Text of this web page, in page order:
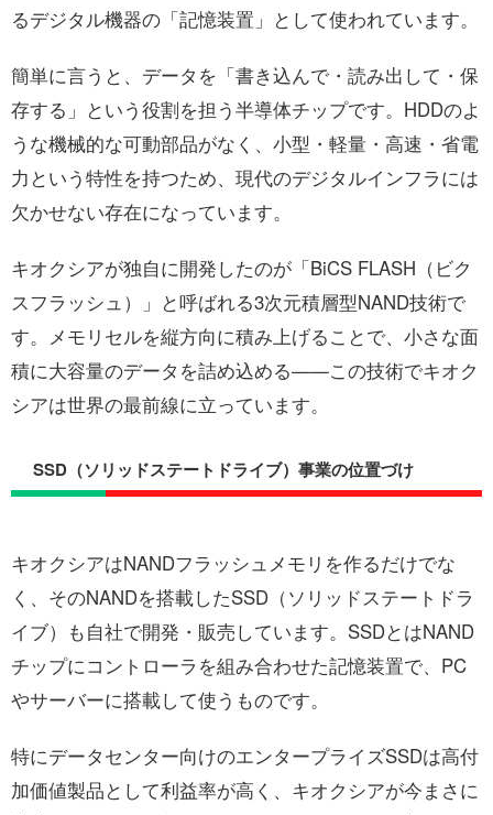
るデジタル機器の「記憶装置」として使われています。
簡単に言うと、データを「書き込んで・読み出して・保
存する」という役割を担う半導体チップです。HDDのよ
うな機械的な可動部品がなく、小型・軽量・高速・省電
力という特性を持つため、現代のデジタルインフラには
欠かせない存在になっています。
キオクシアが独自に開発したのが「BiCS FLASH（ビク
スフラッシュ）」と呼ばれる3次元積層型NAND技術で
す。メモリセルを縦方向に積み上げることで、小さな面
積に大容量のデータを詰め込める——この技術でキオク
シアは世界の最前線に立っています。
SSD（ソリッドステートドライブ）事業の位置づけ
キオクシアはNANDフラッシュメモリを作るだけでな
く、そのNANDを搭載したSSD（ソリッドステートドラ
イブ）も自社で開発・販売しています。SSDとはNAND
チップにコントローラを組み合わせた記憶装置で、PC
やサーバーに搭載して使うものです。
特にデータセンター向けのエンタープライズSSDは高付
加価値製品として利益率が高く、キオクシアが今まさに